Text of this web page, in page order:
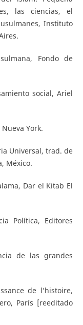
las ciencias, el
Instituto
Fondo de
social, Ariel
York.
Universal, trad. de
México.
Dar el Kitab El
Política, Editores
de las grandes
de l’histoire,
París [reeditado